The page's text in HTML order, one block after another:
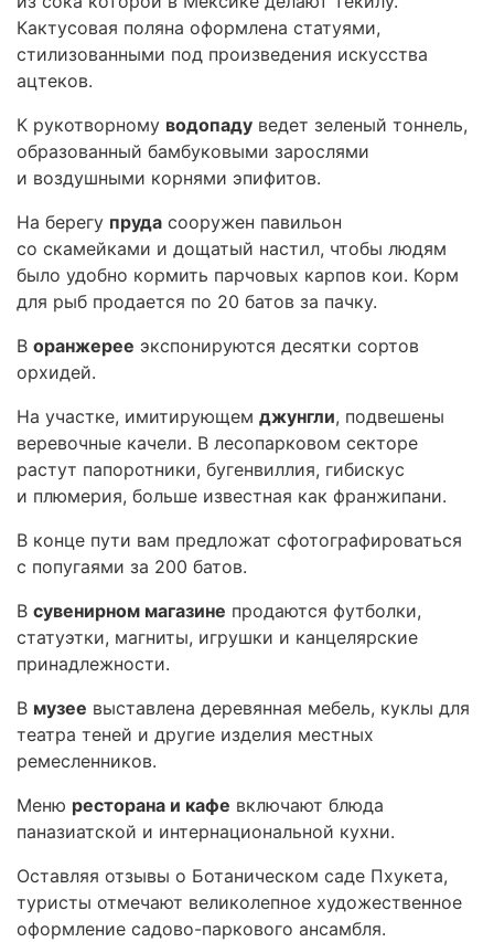
Кактусовая поляна оформлена статуями,
стилизованными под произведения искусства
ацтеков.
К рукотворному водопаду ведет зеленый тоннель,
образованный бамбуковыми зарослями
и воздушными корнями эпифитов.
На берегу пруда сооружен павильон
со скамейками и дощатый настил, чтобы людям
было удобно кормить парчовых карпов кои. Корм
для рыб продается по 20 батов за пачку.
В оранжерее экспонируются десятки сортов
орхидей.
На участке, имитирующем джунгли, подвешены
веревочные качели. В лесопарковом секторе
растут папоротники, бугенвиллия, гибискус
и плюмерия, больше известная как франжипани.
В конце пути вам предложат сфотографироваться
с попугаями за 200 батов.
В сувенирном магазине продаются футболки,
статуэтки, магниты, игрушки и канцелярские
принадлежности.
В музее выставлена деревянная мебель, куклы для
театра теней и другие изделия местных
ремесленников.
Меню ресторана и кафе включают блюда
паназиатской и интернациональной кухни.
Оставляя отзывы о Ботаническом саде Пхукета,
туристы отмечают великолепное художественное
оформление садово-паркового ансамбля.